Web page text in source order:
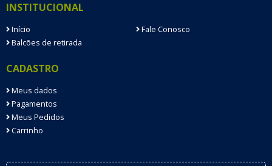
INSTITUCIONAL
Início
Fale Conosco
Balcões de retirada
CADASTRO
Meus dados
Pagamentos
Meus Pedidos
Carrinho